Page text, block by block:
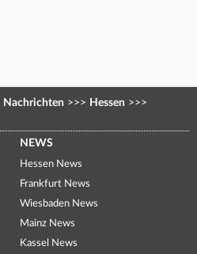
Nachrichten >>> Hessen >>>
NEWS
Hessen News
Frankfurt News
Wiesbaden News
Mainz News
Kassel News